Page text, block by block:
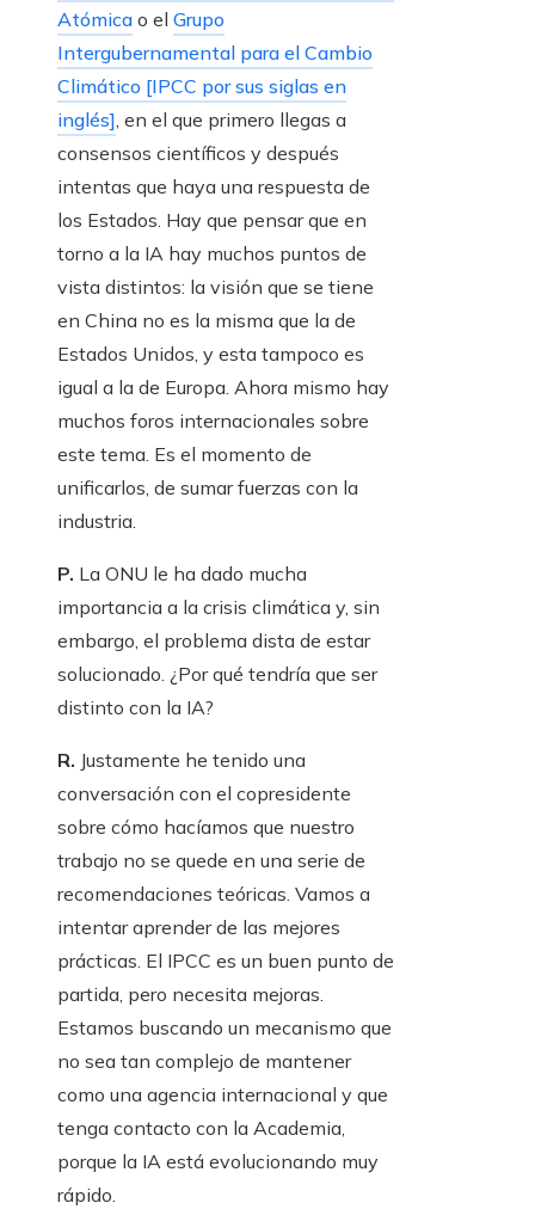
Atómica o el Grupo
Intergubernamental para el Cambio
Climático [IPCC por sus siglas en
inglés], en el que primero llegas a
consensos científicos y después
intentas que haya una respuesta de
los Estados. Hay que pensar que en
torno a la IA hay muchos puntos de
vista distintos: la visión que se tiene
en China no es la misma que la de
Estados Unidos, y esta tampoco es
igual a la de Europa. Ahora mismo hay
muchos foros internacionales sobre
este tema. Es el momento de
unificarlos, de sumar fuerzas con la
industria.
P. La ONU le ha dado mucha
importancia a la crisis climática y, sin
embargo, el problema dista de estar
solucionado. ¿Por qué tendría que ser
distinto con la IA?
R. Justamente he tenido una
conversación con el copresidente
sobre cómo hacíamos que nuestro
trabajo no se quede en una serie de
recomendaciones teóricas. Vamos a
intentar aprender de las mejores
prácticas. El IPCC es un buen punto de
partida, pero necesita mejoras.
Estamos buscando un mecanismo que
no sea tan complejo de mantener
como una agencia internacional y que
tenga contacto con la Academia,
porque la IA está evolucionando muy
rápido.